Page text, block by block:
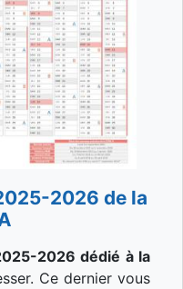
2026 de la
2026 dédié à la
Ce dernier vous